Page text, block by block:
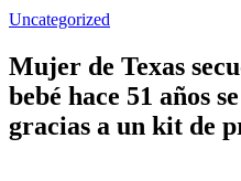
Uncategorized
Mujer de Texas
bebé hace 51 años
gracias a un kit de